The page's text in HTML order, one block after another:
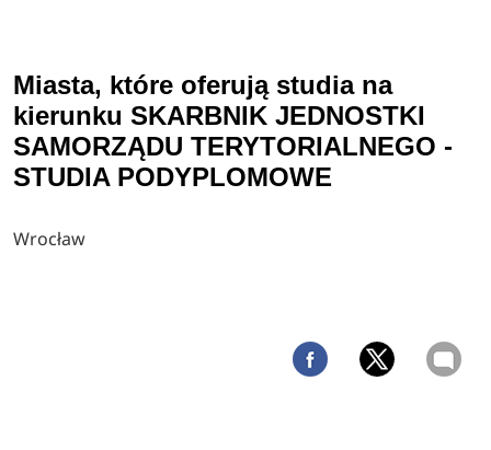
Miasta, które oferują studia na
kierunku SKARBNIK JEDNOSTKI
SAMORZĄDU TERYTORIALNEGO -
STUDIA PODYPLOMOWE
Wrocław